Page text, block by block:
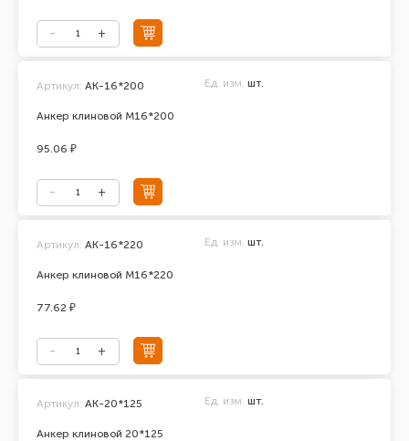
Анкер клиновой М16*200
Артикул: АК-16*200 Ед. изм. шт.
95.06 ₽
Анкер клиновой М16*220
Артикул: АК-16*220 Ед. изм. шт.
77.62 ₽
Анкер клиновой 20*125
Артикул: АК-20*125 Ед. изм. шт.